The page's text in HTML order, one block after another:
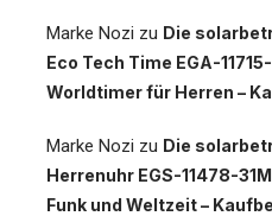
Marke Nozi zu Die
Eco Tech Time EGA-
Worldtimer für Herren –
Marke Nozi zu Die
Herrenuhr EGS-11478-
Funk und Weltzeit –